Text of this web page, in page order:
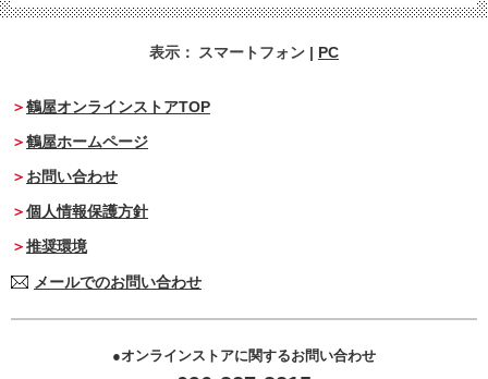
表示： スマートフォン | PC
鶴屋オンラインストアTOP
鶴屋ホームページ
お問い合わせ
個人情報保護方針
推奨環境
メールでのお問い合わせ
オンラインストアに関するお問い合わせ